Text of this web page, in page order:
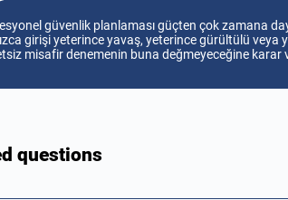
güvenlik planlaması güçten çok zamana
girişi yeterince yavaş, yeterince gürültülü
misafir denemenin buna değmeyeceğine karar
questions